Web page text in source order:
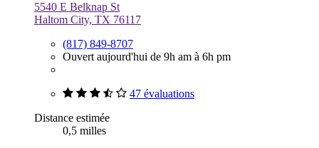
5540 E Belknap St
Haltom City, TX 76117
(817) 849-8707
Ouvert aujourd'hui de 9h am à 6h pm
47 évaluations
Distance estimée
0,5 milles